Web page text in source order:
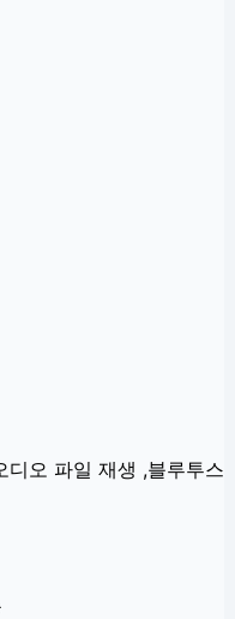
디오 파일 재생 ,블루투스